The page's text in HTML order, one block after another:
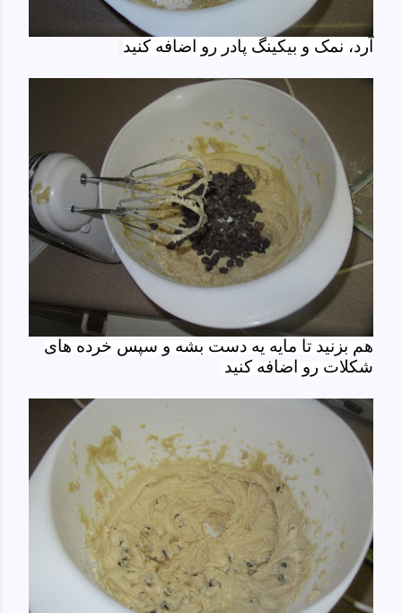
آرد، نمک و بیکینگ پادر رو اضافه کنید
هم بزنید تا مایه یه دست بشه و سپس خرده های
شکلات رو اضافه کنید